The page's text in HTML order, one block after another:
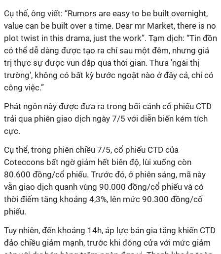
Cụ thể, ông viết: “Rumors are easy to be built overnight,
value can be built over a time. Dear mr Market, there is no
plot twist in this drama, just the work”. Tạm dịch: “Tin đồn
có thể dễ dàng được tạo ra chỉ sau một đêm, nhưng giá
trị thực sự được vun đắp qua thời gian. Thưa 'ngài thị
trường', không có bất kỳ bước ngoặt nào ở đây cả, chỉ có
công việc.”
Phát ngôn này được đưa ra trong bối cảnh cổ phiếu CTD
trải qua phiên giao dịch ngày 7/5 với diễn biến kém tích
cực.
Cụ thể, trong phiên chiều 7/5, cổ phiếu CTD của
Coteccons bất ngờ giảm hết biên độ, lùi xuống còn
80.600 đồng/cổ phiếu. Trước đó, ở phiên sáng, mã này
vẫn giao dịch quanh vùng 90.000 đồng/cổ phiếu và có
thời điểm tăng khoảng 4,3%, lên mức 90.300 đồng/cổ
phiếu.
Tuy nhiên, đến khoảng 14h, áp lực bán gia tăng khiến CTD
đảo chiều giảm mạnh, trước khi đóng cửa với mức giảm